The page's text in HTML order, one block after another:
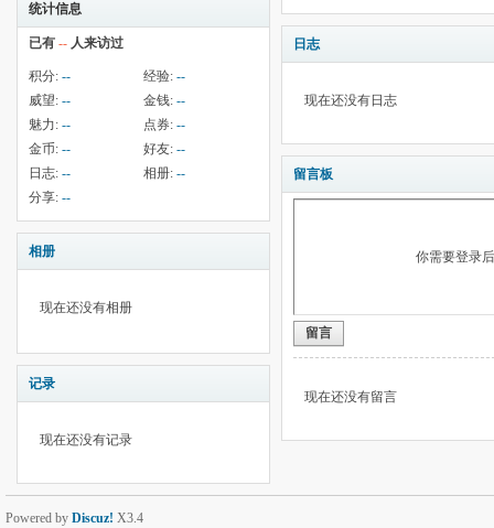
统计信息
已有 -- 人来访过
积分: -- 经验: --
威望: -- 金钱: --
魅力: -- 点券: --
金币: -- 好友: --
日志: -- 相册: --
分享: --
相册
现在还没有相册
记录
现在还没有记录
日志
现在还没有日志
留言板
你需要登录
留言
现在还没有留言
Powered by Discuz! X3.4